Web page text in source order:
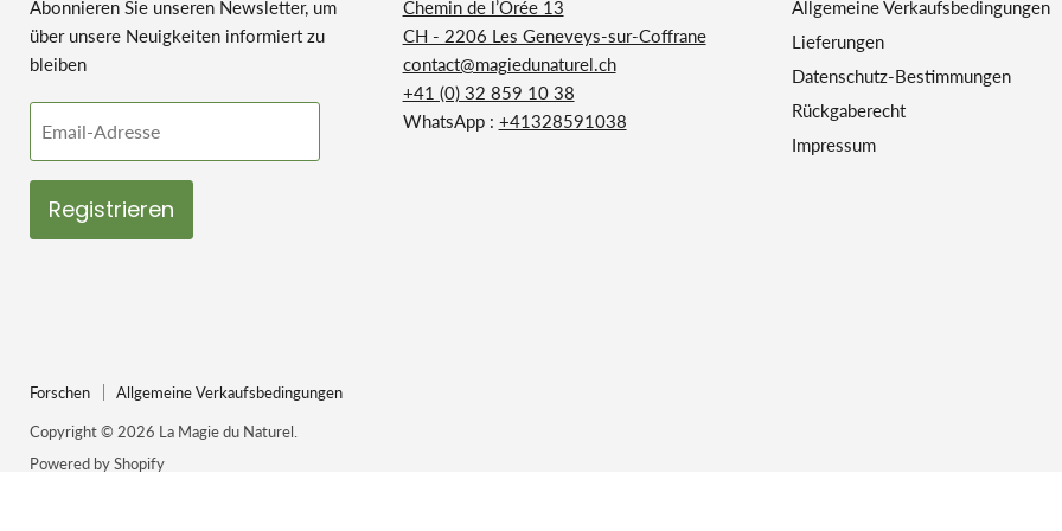
Abonnieren Sie unseren Newsletter, um
über unsere Neuigkeiten informiert zu
bleiben
Email-Adresse
Registrieren
Chemin de l’Orée 13
CH - 2206 Les Geneveys-sur-Coffrane
contact@magiedunaturel.ch
+41 (0) 32 859 10 38
WhatsApp : +41328591038
Allgemeine Verkaufsbedingungen
Lieferungen
Datenschutz-Bestimmungen
Rückgaberecht
Impressum
Forschen Allgemeine Verkaufsbedingungen
Copyright © 2026 La Magie du Naturel.
Powered by Shopify